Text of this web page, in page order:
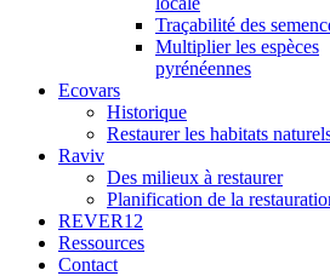
Traçabilité des
Multiplier les espèces
pyrénéennes
Ecovars
Historique
Restaurer les habitats
Raviv
Des milieux à restaurer
Planification de la
REVER12
Ressources
Contact